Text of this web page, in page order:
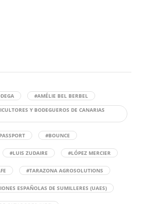
#AMÉLIE BEL BERBEL
Y BODEGUEROS DE CANARIAS
#BOUNCE
#LUIS ZUDAIRE #LÓPEZ MERCIER
#TARAZONA AGROSOLUTIONS
ESPAÑOLAS DE SUMILLERES (UAES)